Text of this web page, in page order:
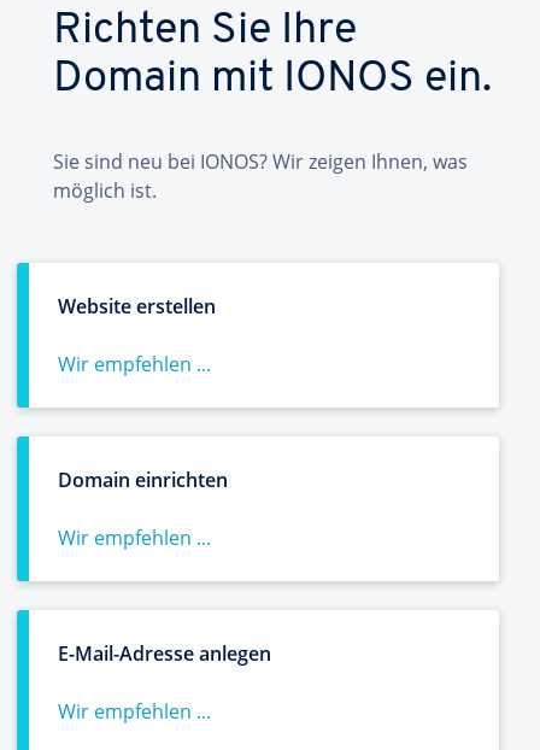
Richten Sie Ihre
Domain mit IONOS ein.
Sie sind neu bei IONOS? Wir zeigen Ihnen, was
möglich ist.
Website erstellen
Wir empfehlen ...
Domain einrichten
Wir empfehlen ...
E-Mail-Adresse anlegen
Wir empfehlen ...